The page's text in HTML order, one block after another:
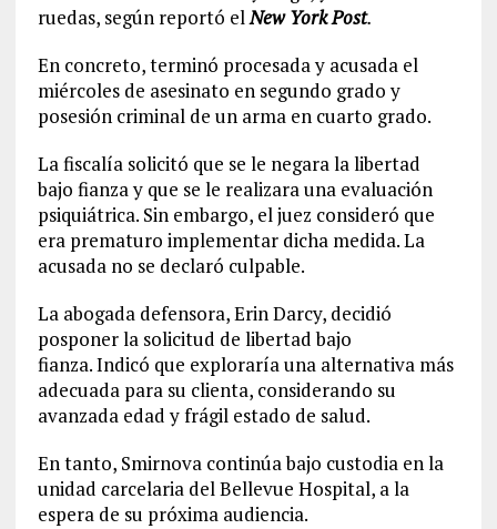
ruedas, según reportó elNew York Post.
En concreto, terminó procesada y acusada el
miércoles de asesinato en segundo grado y
posesión criminal de un arma en cuarto grado.
La fiscalía solicitó que se le negara la libertad
bajo fianza y que se le realizara una evaluación
psiquiátrica. Sin embargo, el juez consideró que
era prematuro implementar dicha medida. La
acusada no se declaró culpable.
La abogada defensora, Erin Darcy, decidió
posponer la solicitud de libertad bajo
fianza. Indicó que exploraría una alternativa más
adecuada para su clienta, considerando su
avanzada edad y frágil estado de salud.
En tanto, Smirnova continúa bajo custodia en la
unidad carcelaria del Bellevue Hospital, a la
espera de su próxima audiencia.